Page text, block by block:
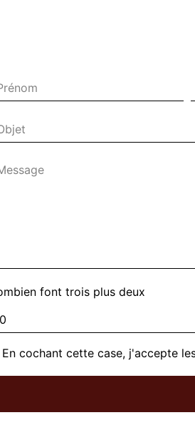
font trois plus deux
En cochant cette case, j'accepte